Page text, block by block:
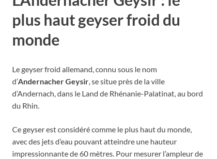
plus haut geyser froid du
monde
Le geyser froid allemand, connu sous le nom
d’Andernacher Geysir, se situe près de la ville
d’Andernach, dans le Land de Rhénanie-Palatinat, au bord
du Rhin.
Ce geyser est considéré comme le plus haut du monde,
avec des jets d’eau pouvant atteindre une hauteur
impressionnante de 60 mètres. Pour mesurer l’ampleur de